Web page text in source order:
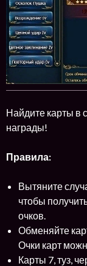
Найдите карты в
награды!
Правила:
Вытяните
чтобы
очков.
Обменяйте
Очки карт
Карты 7, туз,